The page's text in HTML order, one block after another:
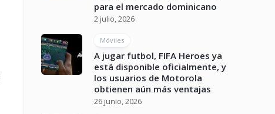
para el mercado dominicano
2 julio, 2026
Móviles
A jugar futbol, FIFA Heroes ya
está disponible oficialmente, y
los usuarios de Motorola
obtienen aún más ventajas
26 junio, 2026